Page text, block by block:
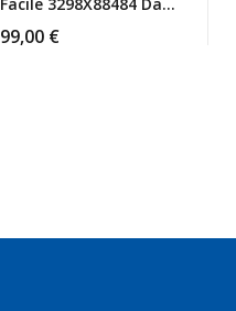
99,00 €